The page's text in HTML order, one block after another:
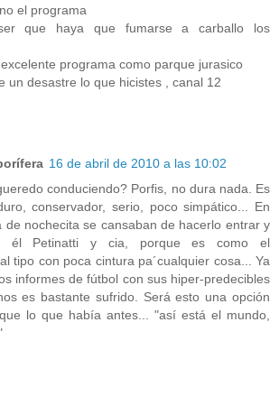
el programa
que haya que fumarse a carballo los
programa como parque jurasico
un desastre lo que hicistes , canal 12
16 de abril de 2010 a las 10:02
conduciendo? Porfis, no dura nada. Es
conservador, serio, poco simpático... En
de nochecita se cansaban de hacerlo entrar y
él Petinatti y cia, porque es como el
tipo con poca cintura pa´cualquier cosa... Ya
informes de fútbol con sus hiper-predecibles
es bastante sufrido. Será esto una opción
lo que había antes... "así está el mundo,